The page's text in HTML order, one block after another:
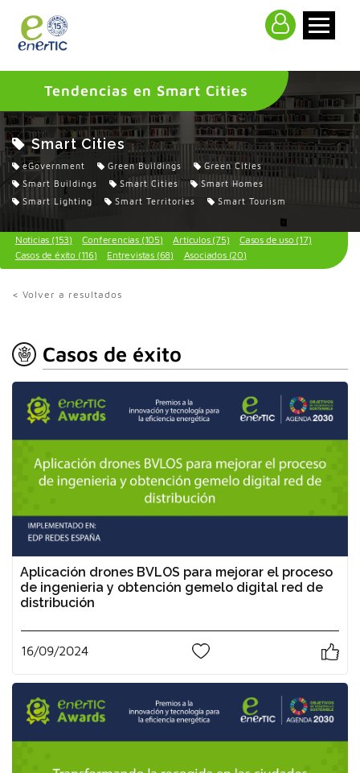
Tendencias en Smart Cities
Smart Cities
eGovernment Green Buildings
Green Cities
Smart Buildings
Smart Cities
Smart Homes
Smart Lighting
Smart Territories Smart Tourism
Noticias (153) Conferencias (105) Artículos (75)
Casos de uso (17)
Casos de éxito (116)
Entrevistas (68) Asociados (20)
< Volver a resultados
Casos de éxito
Aplicación drones BVLOS para mejorar el proceso
de ingenieria y obtención gemelo digital red de
distribución
16/09/2024